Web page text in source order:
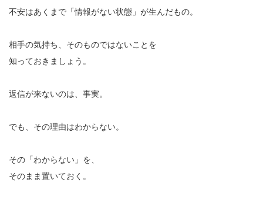
不安はあくまで「情報がない状態」が生んだもの。
相手の気持ち、そのものではないことを
知っておきましょう。
返信が来ないのは、事実。
でも、その理由はわからない。
その「わからない」を、
そのまま置いておく。